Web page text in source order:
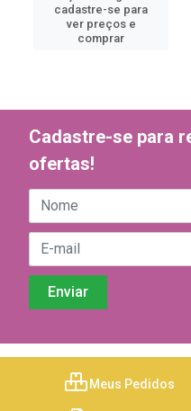
cadastre-se para
ver preços e
comprar
Cadastre-se para
ofertas!
Meus Pedidos